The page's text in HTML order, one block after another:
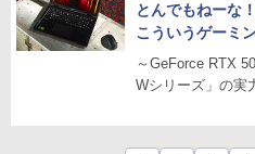
とんでもねーな
こういうゲーミ
～GeForce RTX
Wシリーズ」の実